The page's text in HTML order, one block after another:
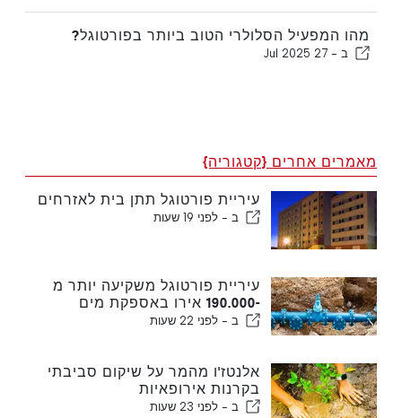
מהו המפעיל הסלולרי הטוב ביותר בפורטוגל?
ב - 27 Jul 2025
מאמרים אחרים {קטגוריה}
עיריית פורטוגל תתן בית לאזרחים
ב - לפני 19 שעות
עיריית פורטוגל משקיעה יותר מ
-190.000 אירו באספקת מים
ב - לפני 22 שעות
אלנטז'ו מהמר על שיקום סביבתי
בקרנות אירופאיות
ב - לפני 23 שעות